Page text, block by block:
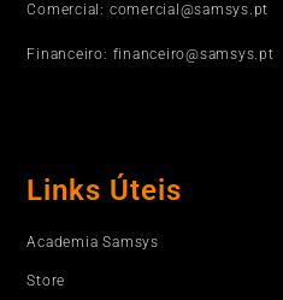
Comercial: comercial@samsys.pt
Financeiro: financeiro@samsys.pt
Links Úteis
Academia Samsys
Store